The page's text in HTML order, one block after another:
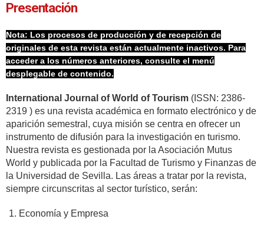
Presentación
Nota: Los procesos de producción y de recepción de
originales de esta revista están actualmente inactivos. Para
acceder a los números anteriores, consulte el menú
desplegable de contenido.
International Journal of World of Tourism (ISSN: 2386-
2319 ) es una revista académica en formato electrónico y de
aparición semestral, cuya misión se centra en ofrecer un
instrumento de difusión para la investigación en turismo.
Nuestra revista es gestionada por la Asociación Mutus
World y publicada por la Facultad de Turismo y Finanzas de
la Universidad de Sevilla. Las áreas a tratar por la revista,
siempre circunscritas al sector turístico, serán:
Economía y Empresa